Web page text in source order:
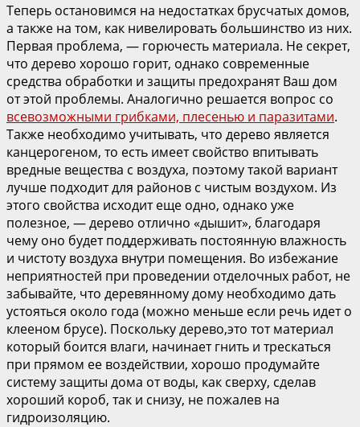
Теперь остановимся на недостатках брусчатых домов,
а также на том, как нивелировать большинство из них.
Первая проблема, — горючесть материала. Не секрет,
что дерево хорошо горит, однако современные
средства обработки и защиты предохранят Ваш дом
от этой проблемы. Аналогично решается вопрос со
всевозможными грибками, плесенью и паразитами.
Также необходимо учитывать, что дерево является
канцерогеном, то есть имеет свойство впитывать
вредные вещества с воздуха, поэтому такой вариант
лучше подходит для районов с чистым воздухом. Из
этого свойства исходит еще одно, однако уже
полезное, — дерево отлично «дышит», благодаря
чему оно будет поддерживать постоянную влажность
и чистоту воздуха внутри помещения. Во избежание
неприятностей при проведении отделочных работ, не
забывайте, что деревянному дому необходимо дать
устояться около года (можно меньше если речь идет о
клееном брусе). Поскольку дерево,это тот материал
который боится влаги, начинает гнить и трескаться
при прямом ее воздействии, хорошо продумайте
систему защиты дома от воды, как сверху, сделав
хороший короб, так и снизу, не пожалев на
гидроизоляцию.